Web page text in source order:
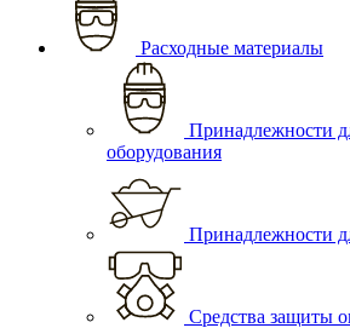
Расходные материалы
Принадлежности
оборудования
Принадлежности
Средства защиты